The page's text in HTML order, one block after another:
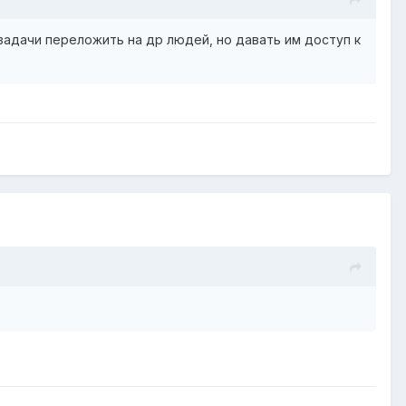
переложить на др людей, но давать им доступ к